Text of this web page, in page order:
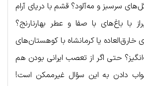
سرسبز و مه‌آلود؟ قشم با دریای آرام
با باغ‌های با صفا و عطر بهارنارنج؟
خارق‌العاده یا کرمانشاه با کوهستان‌های
حتی اگر از تعصب ایرانی بودن هم
دادن به این سؤال غیرممکن است!